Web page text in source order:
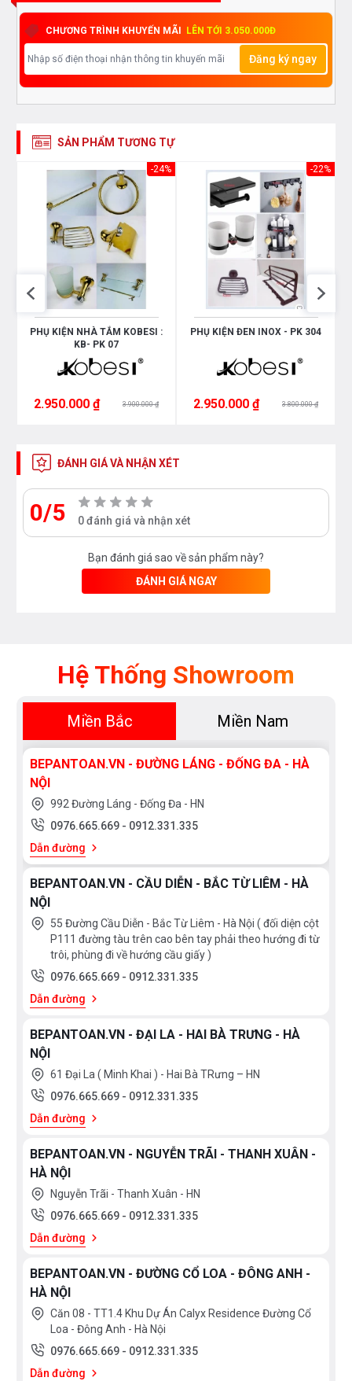
CHƯƠNG TRÌNH KHUYẾN MÃI LÊN TỚI 3.050.000Đ
Đăng ký ngay
SẢN PHẨM TƯƠNG TỰ
-24%
PHỤ KIỆN NHÀ TẮM KOBESI :
KB- PK 07
2.950.000 ₫ 3.900.000 ₫
-22%
PHỤ KIỆN ĐEN INOX - PK 304
2.950.000 ₫ 3.800.000 ₫
ĐÁNH GIÁ VÀ NHẬN XÉT
0/5 0 đánh giá và nhận xét
Bạn đánh giá sao về sản phẩm này?
ĐÁNH GIÁ NGAY
Hệ Thống Showroom
Miền Bắc Miền Nam
BEPANTOAN.VN - ĐƯỜNG LÁNG - ĐỐNG ĐA - HÀ
NỘI
992 Đường Láng - Đống Đa - HN
0976.665.669 - 0912.331.335
Dẫn đường
BEPANTOAN.VN - CẦU DIỄN - BẮC TỪ LIÊM - HÀ
NỘI
55 Đường Cầu Diễn - Bắc Từ Liêm - Hà Nội ( đối diện cột
P111 đường tàu trên cao bên tay phải theo hướng đi từ
trôi, phùng đi về hướng cầu giấy )
0976.665.669 - 0912.331.335
Dẫn đường
BEPANTOAN.VN - ĐẠI LA - HAI BÀ TRƯNG - HÀ
NỘI
61 Đại La ( Minh Khai ) - Hai Bà TRưng – HN
0976.665.669 - 0912.331.335
Dẫn đường
BEPANTOAN.VN - NGUYỄN TRÃI - THANH XUÂN -
HÀ NỘI
Nguyễn Trãi - Thanh Xuân - HN
0976.665.669 - 0912.331.335
Dẫn đường
BEPANTOAN.VN - ĐƯỜNG CỔ LOA - ĐÔNG ANH -
HÀ NỘI
Căn 08 - TT1.4 Khu Dự Án Calyx Residence Đường Cổ
Loa - Đông Anh - Hà Nội
0976.665.669 - 0912.331.335
Dẫn đường